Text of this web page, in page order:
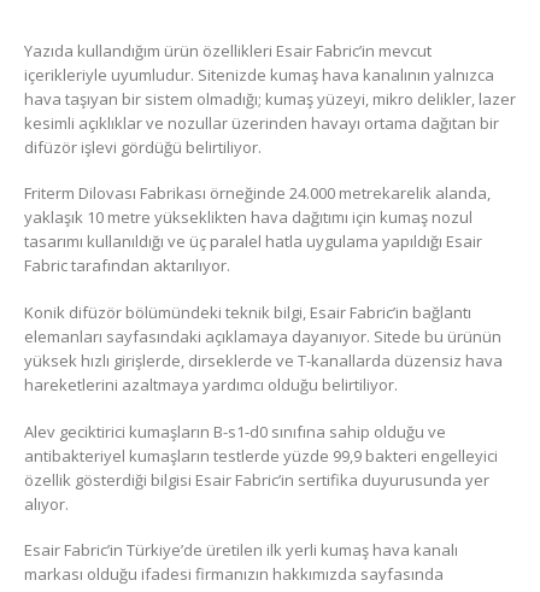
Yazıda kullandığım ürün özellikleri Esair Fabric’in mevcut
içerikleriyle uyumludur. Sitenizde kumaş hava kanalının yalnızca
hava taşıyan bir sistem olmadığı; kumaş yüzeyi, mikro delikler, lazer
kesimli açıklıklar ve nozullar üzerinden havayı ortama dağıtan bir
difüzör işlevi gördüğü belirtiliyor.
Friterm Dilovası Fabrikası örneğinde 24.000 metrekarelik alanda,
yaklaşık 10 metre yükseklikten hava dağıtımı için kumaş nozul
tasarımı kullanıldığı ve üç paralel hatla uygulama yapıldığı Esair
Fabric tarafından aktarılıyor.
Konik difüzör bölümündeki teknik bilgi, Esair Fabric’in bağlantı
elemanları sayfasındaki açıklamaya dayanıyor. Sitede bu ürünün
yüksek hızlı girişlerde, dirseklerde ve T-kanallarda düzensiz hava
hareketlerini azaltmaya yardımcı olduğu belirtiliyor.
Alev geciktirici kumaşların B-s1-d0 sınıfına sahip olduğu ve
antibakteriyel kumaşların testlerde yüzde 99,9 bakteri engelleyici
özellik gösterdiği bilgisi Esair Fabric’in sertifika duyurusunda yer
alıyor.
Esair Fabric’in Türkiye’de üretilen ilk yerli kumaş hava kanalı
markası olduğu ifadesi firmanızın hakkımızda sayfasında